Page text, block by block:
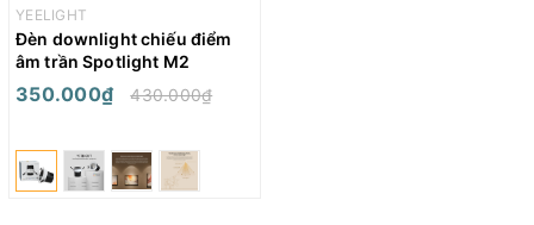
YEELIGHT
Đèn downlight chiếu điểm
âm trần Spotlight M2
350.000₫ 430.000₫